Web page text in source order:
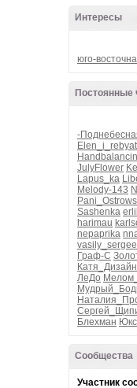
Интересы
юго-
Постоянные
-
JulyFlower
Lapus_ka
Melody-143
Sashenka
harimau
nepaprika
Граф-С
ЛеДо
Блехман
Сообщества
Участник